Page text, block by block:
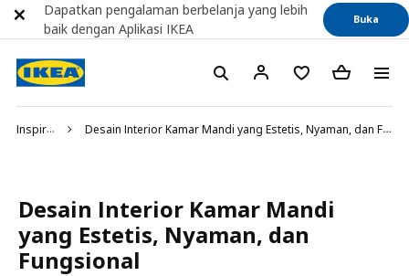
Inspirasi Desain Interior Kamar Mandi yang Estetis, Nyaman, dan Fungsional
Desain Interior Kamar Mandi
yang Estetis, Nyaman, dan
Fungsional
Dapatkan pengalaman berbelanja yang lebih
baik dengan Aplikasi IKEA
Buka